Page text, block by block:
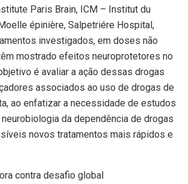
Paris Brain, ICM – Institut du
épinière, Salpetriére Hospital,
investigados, em doses não
mostrado efeitos neuroprotetores no
é avaliar a ação dessas drogas
associados ao uso de drogas de
ao enfatizar a necessidade de estudos
da dependência de drogas
novos tratamentos mais rápidos e
contra desafio global